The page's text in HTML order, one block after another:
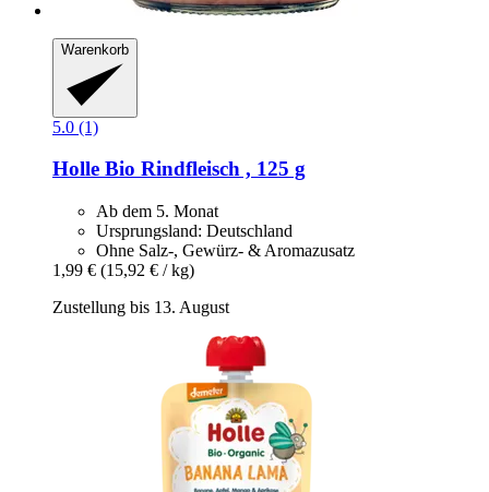
Warenkorb
5.0 (1)
Holle Bio Rindfleisch , 125 g
Ab dem 5. Monat
Ursprungsland: Deutschland
Ohne Salz-, Gewürz- & Aromazusatz
1,99 € (15,92 € / kg)
Zustellung bis 13. August